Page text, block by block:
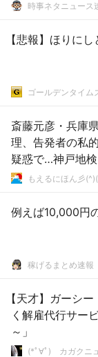
時事ネタニュース
【悲報】ほりに
ゴールデンタイム
斎藤元彦・兵庫
理、告発者の私
疑惑で…神戸地検
もえるにほん彡
例えば10,000
稼げるまとめ速報
【天才】ガーシ
く解雇代行サー
～」
(*ﾟ∀ﾟ)ゞカガクニ